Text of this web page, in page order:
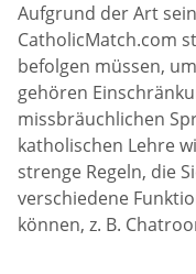
Aufgrund der Art
CatholicMatch.com
befolgen müssen,
gehören
missbräuchlichen
katholischen Lehre
strenge Regeln, die
verschiedene
können, z. B.